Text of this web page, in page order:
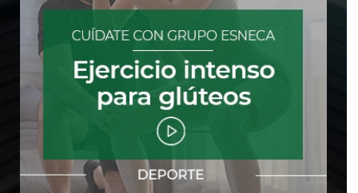
Contraseña
ENTRAR
Recuérdame